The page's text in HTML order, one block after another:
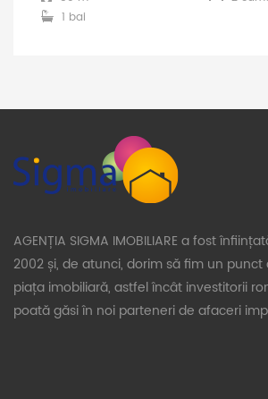
1 bai
AGENȚIA SIGMA IMOBILIARE a fost
2002 și, de atunci, dorim să fim un
piața imobiliară, astfel încât investitorii
poată găsi în noi parteneri de afaceri